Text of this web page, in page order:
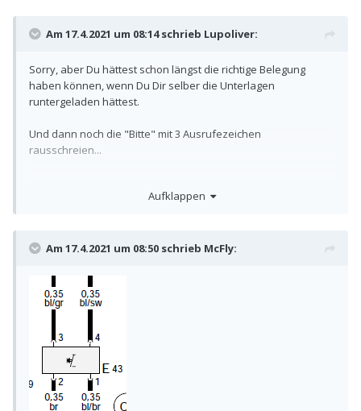
Am 17.4.2021 um 08:14 schrieb Lupoliver:
Sorry, aber Du hättest schon längst die richtige Belegung
haben können, wenn Du Dir selber die Unterlagen
runtergeladen hättest.
Und dann noch die "Bitte" mit 3 Ausrufezeichen
rausschreien...
Aufklappen
Am 17.4.2021 um 08:50 schrieb McFly: